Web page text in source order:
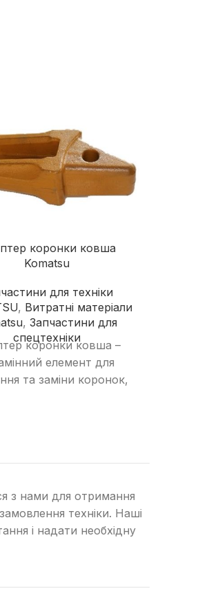
коронки ковша
Komatsu
для техніки
, Витратні матеріали
, Запчастини для
спецтехніки
коронки ковша –
елемент для
та заміни коронок,
з нами для отримання
техніки. Наші
і надати необхідну